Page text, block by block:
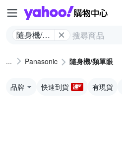
隨身機/類
Panasonic 隨身機/類單眼
品牌 快速到貨 有現貨